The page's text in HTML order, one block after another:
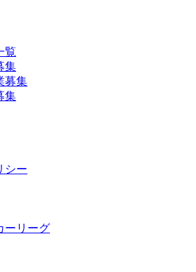
覧
集
募集
集
シー
ーリーグ